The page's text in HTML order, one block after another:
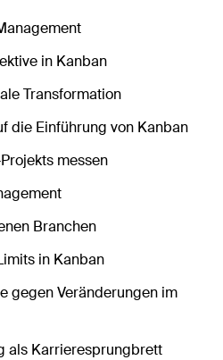
in Kanban
Transformation
die Einführung von Kanban
messen
Branchen
in Kanban
gegen Veränderungen im
als Karrieresprungbrett